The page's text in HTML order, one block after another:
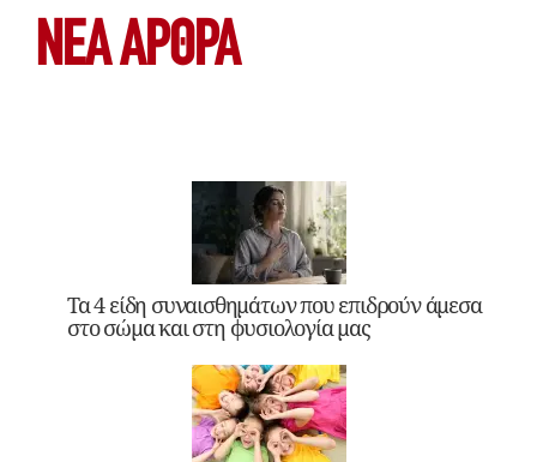
ΝΕΑ ΆΡΘΡΑ
Τα 4 είδη συναισθημάτων που επιδρούν άμεσα
στο σώμα και στη φυσιολογία μας